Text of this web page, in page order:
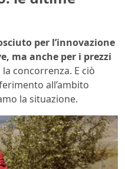
per l’innovazione
ma anche per i prezzi
concorrenza. E ciò
all’ambito
la situazione.